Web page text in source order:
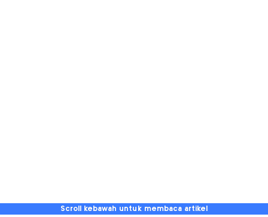
Scroll kebawah untuk membaca artikel